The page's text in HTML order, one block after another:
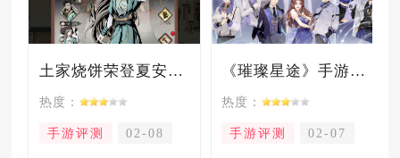
土家烧饼荣登夏安必吃榜？烧饼西施摇身成流量网红！
热度：
手游评测 02-08
《璀璨星途》手游测评：专注事业与搞钱，这波“真香”了！
热度：
手游评测 02-07